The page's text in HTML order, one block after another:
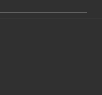
pentru a
anului și